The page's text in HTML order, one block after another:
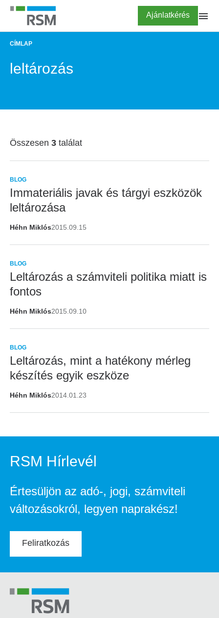
Ugrás
tartalomra
Highlighted
Ajánlatkérés
MORZSA
CÍMLAP
leltározás
Összesen 3 találat
BLOG
Immateriális javak és tárgyi eszközök
leltározása
Héhn Miklós2015.09.15
BLOG
Leltározás a számviteli politika miatt is
fontos
Héhn Miklós2015.09.10
BLOG
Leltározás, mint a hatékony mérleg
készítés egyik eszköze
Héhn Miklós2014.01.23
RSM Hírlevél
Értesüljön az adó-, jogi, számviteli
változásokról, legyen naprakész!
Feliratkozás